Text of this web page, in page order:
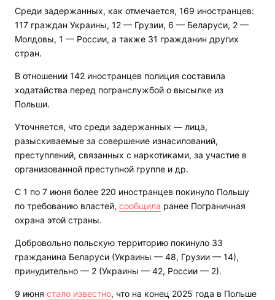
Среди задержанных, как отмечается, 169 иностранцев:
117 граждан Украины, 12 — Грузии, 6 — Беларуси, 2 —
Молдовы, 1 — России, а также 31 гражданин других
стран.
В отношении 142 иностранцев полиция составила
ходатайства перед погранслужбой о высылке из
Польши.
Уточняется, что среди задержанных — лица,
разыскиваемые за совершение изнасилований,
преступлений, связанных с наркотиками, за участие в
организованной преступной группе и др.
С 1 по 7 июня более 220 иностранцев покинуло Польшу
по требованию властей, сообщила ранее Пограничная
охрана этой страны.
Добровольно польскую территорию покинуло 33
гражданина Беларуси (Украины — 48, Грузии — 14),
принудительно — 2 (Украины — 42, России — 2).
9 июня стало известно, что на конец 2025 года в Польше